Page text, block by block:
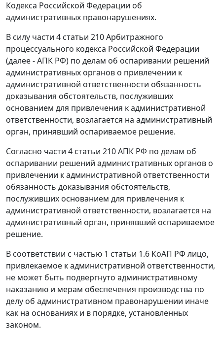
Кодекса Российской Федерации об
административных правонарушениях.
В силу части 4 статьи 210Арбитражного
процессуального кодекса Российской Федерации
(далее - АПК РФ) по делам об оспаривании решений
административных органов о привлечении к
административной ответственности обязанность
доказывания обстоятельств, послуживших
основанием для привлечения к административной
ответственности, возлагается на административный
орган, принявший оспариваемое решение.
Согласно части 4 статьи 210АПК РФ по делам об
оспаривании решений административных органов о
привлечении к административной ответственности
обязанность доказывания обстоятельств,
послуживших основанием для привлечения к
административной ответственности, возлагается на
административный орган, принявший оспариваемое
решение.
В соответствии с частью 1 статьи 1.6 КоАП РФ лицо,
привлекаемое к административной ответственности,
не может быть подвергнуто административному
наказанию и мерам обеспечения производства по
делу об административном правонарушении иначе
как на основаниях и в порядке, установленных
законом.